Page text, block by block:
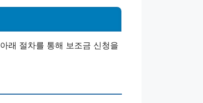
래 절차를 통해 보조금 신청을